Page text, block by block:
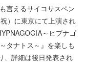
言えるサイコサスペン
）に東京にて上演され
～ヒプナゴ
タナトス～』を楽しも
、詳細は後日発表され